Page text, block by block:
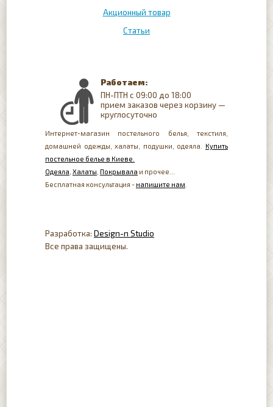
Акционный товар
Статьи
Работаем:
ПН-ПТН с 09:00 до 18:00
прием заказов через корзину —
круглосуточно
Интернет-магазин постельного белья, текстиля,
домашней одежды, халаты, подушки, одеяла. Купить
постельное белье в Киеве.
Одеяла Халаты Покрывала и прочее...
Бесплатная консультация - напишите нам
Разработка: Design-n Studio
Все права защищены.